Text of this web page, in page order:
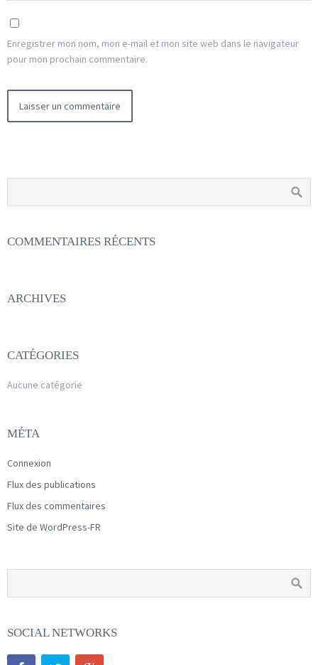
Enregistrer mon nom, mon e-mail et mon site web dans le navigateur
pour mon prochain commentaire.
COMMENTAIRES RÉCENTS
ARCHIVES
CATÉGORIES
Aucune catégorie
MÉTA
Connexion
Flux des publications
Flux des commentaires
Site de WordPress-FR
SOCIAL NETWORKS